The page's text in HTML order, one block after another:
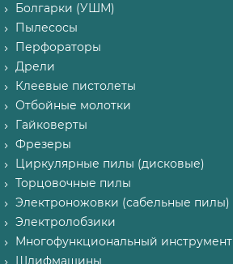
Болгарки (УШМ)
Пылесосы
Перфораторы
Дрели
Клеевые пистолеты
Отбойные молотки
Гайковерты
Фрезеры
Циркулярные пилы (дисковые)
Торцовочные пилы
Электроножовки (сабельные пилы)
Электролобзики
Многофункциональный инструмент
Шлифмашины